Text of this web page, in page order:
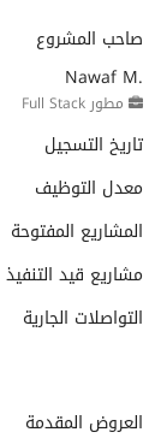
صاحب المشروع
Nawaf M.
مطور Full Stack
تاريخ التسجيل
معدل التوظيف
المشاريع المفتوحة
مشاريع قيد التنفيذ
التواصلات الجارية
العروض المقدمة